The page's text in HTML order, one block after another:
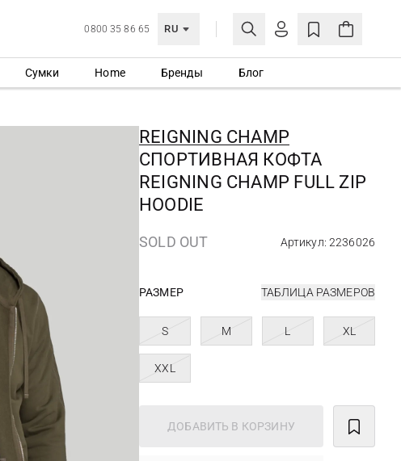
0800 35 86 65 RU
ЛИЧНЫЙ КАБИНЕТ
Еще не зарегистрированы?
СОЗДАТЬ УЧЕТНУЮ ЗАПИСЬ
Сумки Home Бренды Блог
REIGNING CHAMP
СПОРТИВНАЯ КОФТА
REIGNING CHAMP FULL ZIP
HOODIE
SOLD OUT Артикул: 2236026
РАЗМЕР ТАБЛИЦА РАЗМЕРОВ
S M L XL
XXL
ДОБАВИТЬ В КОРЗИНУ